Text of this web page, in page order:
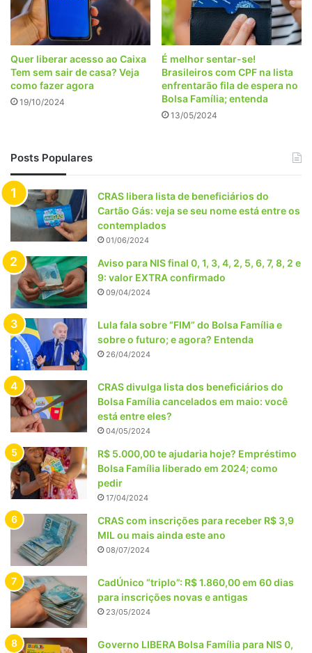
Quer liberar acesso ao Caixa
Tem sem sair de casa? Veja
como fazer agora
19/10/2024
É melhor sentar-se!
Brasileiros com CPF na lista
enfrentarão fila de espera no
Bolsa Família; entenda
13/05/2024
Posts Populares
CRAS libera lista de beneficiários do
Cartão Gás: veja se seu nome está entre os
contemplados
01/06/2024
Aviso para NIS final 0, 1, 3, 4, 2, 5, 6, 7, 8, 2 e
9: valor EXTRA confirmado
09/04/2024
Lula fala sobre “FIM” do Bolsa Família e
sobre o futuro; e agora? Entenda
26/04/2024
CRAS divulga lista dos beneficiários do
Bolsa Família cancelados em maio: você
está entre eles?
04/05/2024
R$ 5.000,00 te ajudaria hoje? Empréstimo
Bolsa Família liberado em 2024; como
pedir
17/04/2024
CRAS com inscrições para receber R$ 3,9
MIL ou mais ainda este ano
08/07/2024
CadÚnico “triplo”: R$ 1.860,00 em 60 dias
para inscrições novas e antigas
23/05/2024
Governo LIBERA Bolsa Família para NIS 0,